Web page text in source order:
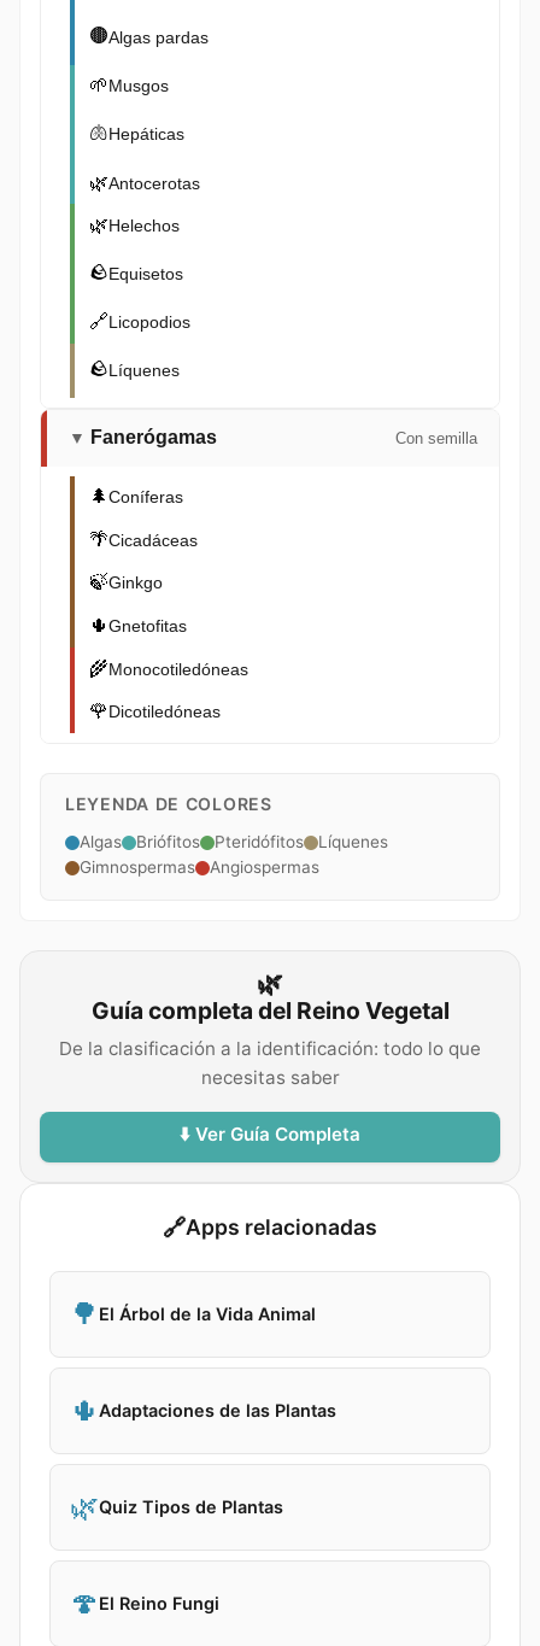
🟤Algas pardas
🌱Musgos
🫁Hepáticas
🌿Antocerotas
🌿Helechos
🪨Equisetos
🔗Licopodios
🪨Líquenes
▼ Fanerógamas Con semilla
🌲Coníferas
🌴Cicadáceas
🍃Ginkgo
🌵Gnetofitas
🌾Monocotiledóneas
🌹Dicotiledóneas
LEYENDA DE COLORES
Algas Briófitos Pteridófitos
Líquenes
Gimnospermas
Angiospermas
🌿
Guía completa del Reino Vegetal
De la clasificación a la identificación: todo lo que
necesitas saber
⬇️ Ver Guía Completa
🔗Apps relacionadas
🌳 El Árbol de la Vida Animal
🌵 Adaptaciones de las Plantas
🌿Quiz Tipos de Plantas
🍄 El Reino Fungi